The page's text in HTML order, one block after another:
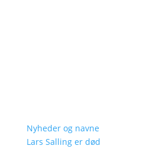
Nyheder og navne
Lars Salling er død